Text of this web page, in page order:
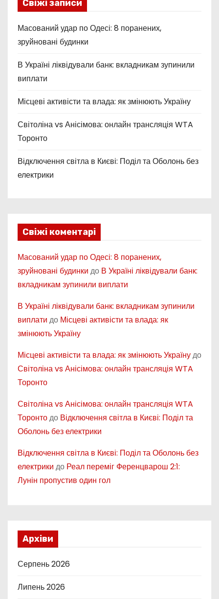
Свіжі записи
Масований удар по Одесі: 8 поранених,
зруйновані будинки
В Україні ліквідували банк: вкладникам зупинили
виплати
Місцеві активісти та влада: як змінюють Україну
Світоліна vs Анісімова: онлайн трансляція WTA
Торонто
Відключення світла в Києві: Поділ та Оболонь без
електрики
Свіжі коментарі
Масований удар по Одесі: 8 поранених,
зруйновані будинки до В Україні ліквідували банк:
вкладникам зупинили виплати
В Україні ліквідували банк: вкладникам зупинили
виплати до Місцеві активісти та влада: як
змінюють Україну
Місцеві активісти та влада: як змінюють Українудо
Світоліна vs Анісімова: онлайн трансляція WTA
Торонто
Світоліна vs Анісімова: онлайн трансляція WTA
Торонтодо Відключення світла в Києві: Поділ та
Оболонь без електрики
Відключення світла в Києві: Поділ та Оболонь без
електрики до Реал переміг Ференцварош 2:1:
Лунін пропустив один гол
Архіви
Серпень 2026
Липень 2026